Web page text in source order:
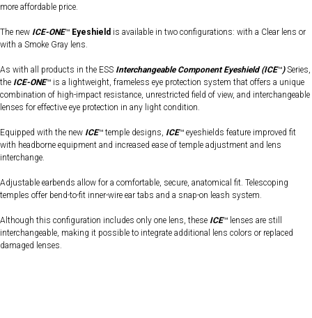
more affordable price.
The new ICE-ONE™ Eyeshield is available in two configurations: with a Clear lens or
with a Smoke Gray lens.
As with all products in the ESS Interchangeable Component Eyeshield (ICE™)Series,
the ICE-ONE™ is a lightweight, frameless eye protection system that offers a unique
combination of high-impact resistance, unrestricted field of view, and interchangeable
lenses for effective eye protection in any light condition.
Equipped with the new ICE™ temple designs, ICE™ eyeshields feature improved fit
with headborne equipment and increased ease of temple adjustment and lens
interchange.
Adjustable earbends allow for a comfortable, secure, anatomical fit. Telescoping
temples offer bend-to-fit inner-wire ear tabs and a snap-on leash system.
Although this configuration includes only one lens, these ICE™ lenses are still
interchangeable, making it possible to integrate additional lens colors or replaced
damaged lenses.